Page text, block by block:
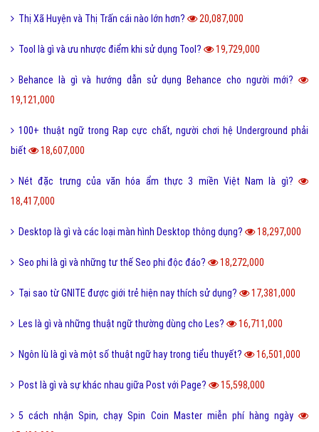
Thị Xã Huyện và Thị Trấn cái nào lớn hơn? 20,087,000
Tool là gì và ưu nhược điểm khi sử dụng Tool? 19,729,000
Behance là gì và hướng dẫn sử dụng Behance cho người mới?
19,121,000
100+ thuật ngữ trong Rap cực chất, người chơi hệ Underground phải
biết
18,607,000
Nét đặc trưng của văn hóa ẩm thực 3 miền Việt Nam là gì?
18,417,000
Desktop là gì và các loại màn hình Desktop thông dụng? 18,297,000
Seo phi là gì và những tư thế Seo phi độc đáo? 18,272,000
Tại sao từ GNITE được giới trẻ hiện nay thích sử dụng? 17,381,000
Les là gì và những thuật ngữ thường dùng cho Les? 16,711,000
Ngôn lù là gì và một số thuật ngữ hay trong tiểu thuyết? 16,501,000
Post là gì và sự khác nhau giữa Post với Page? 15,598,000
5 cách nhận Spin, chạy Spin Coin Master miễn phí hàng ngày